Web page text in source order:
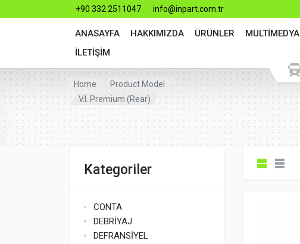
+90 332 2511047 info@inpart.com.tr
ANASAYFA HAKKIMIZDA ÜRÜNLER
MULTİMEDYA
İLETİŞİM
Home
Product Model
V.I. Premium (Rear)
Kategoriler
CONTA
DEBRİYAJ
DEFRANSİYEL